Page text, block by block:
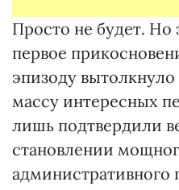
Просто не будет. Но
первое
эпизоду вытолкнуло
массу интересных
лишь подтвердили
становлении
административного